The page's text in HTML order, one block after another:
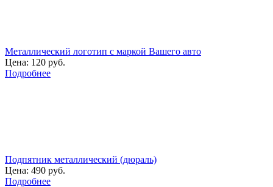
Металлический логотип с маркой Вашего авто
Цена: 120 руб.
Подробнее
Подпятник металлический (дюраль)
Цена: 490 руб.
Подробнее